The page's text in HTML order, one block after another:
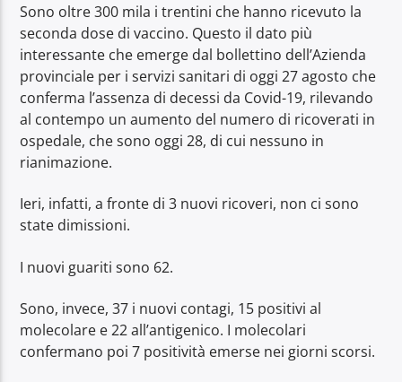
Radio Dolomiti
Sono oltre 300 mila i trentini che hanno ricevuto la
seconda dose di vaccino. Questo il dato più
interessante che emerge dal bollettino dell’Azienda
provinciale per i servizi sanitari di oggi 27 agosto che
conferma l’assenza di decessi da Covid-19, rilevando
al contempo un aumento del numero di ricoverati in
ospedale, che sono oggi 28, di cui nessuno in
rianimazione.
Ieri, infatti, a fronte di 3 nuovi ricoveri, non ci sono
state dimissioni.
I nuovi guariti sono 62.
Sono, invece, 37 i nuovi contagi, 15 positivi al
molecolare e 22 all’antigenico. I molecolari
confermano poi 7 positività emerse nei giorni scorsi.